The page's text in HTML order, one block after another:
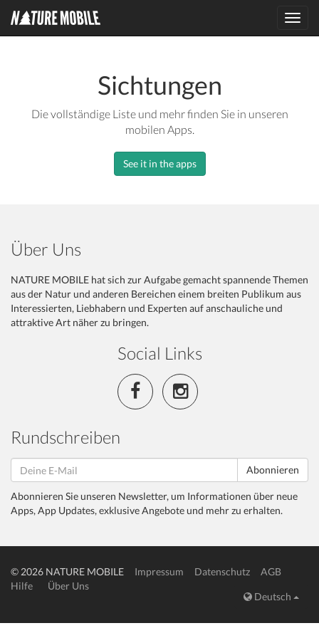
Sichtungen
Die vollständige Liste und mehr finden Sie in unseren
mobilen Apps.
See it in the apps
Über Uns
NATURE MOBILE hat sich zur Aufgabe gemacht spannende Themen
aus der Natur und anderen Bereichen einem breiten Publikum aus
Interessierten, Liebhabern und Experten auf anschauliche und
attraktive Art näher zu bringen.
Social Links
Rundschreiben
Abonnieren
Abonnieren Sie unseren Newsletter, um Informationen über neue
Apps, App Updates, exklusive Angebote und mehr zu erhalten.
© 2026 NATURE MOBILE Impressum Datenschutz
AGB
Hilfe
Über Uns
Deutsch